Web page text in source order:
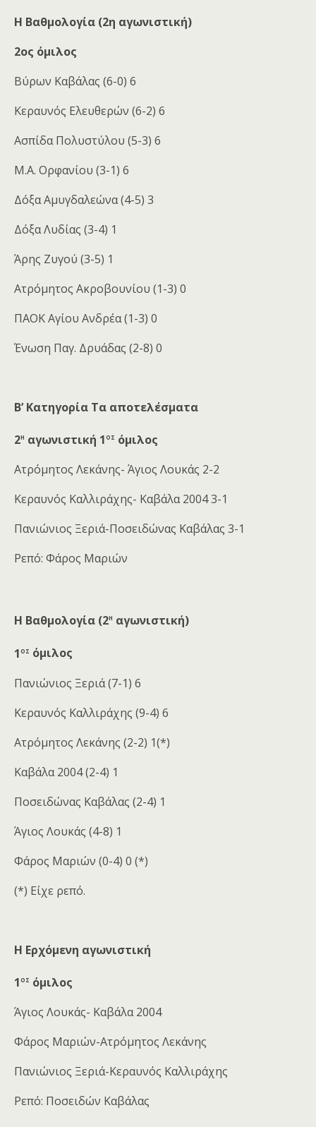
Η Βαθμολογία (2η αγωνιστική)
2ος όμιλος
Βύρων Καβάλας (6-0) 6
Κεραυνός Ελευθερών (6-2) 6
Ασπίδα Πολυστύλου (5-3) 6
Μ.Α. Ορφανίου (3-1) 6
Δόξα Αμυγδαλεώνα (4-5) 3
Δόξα Λυδίας (3-4) 1
Άρης Ζυγού (3-5) 1
Ατρόμητος Ακροβουνίου (1-3) 0
ΠΑΟΚ Αγίου Ανδρέα (1-3) 0
Ένωση Παγ. Δρυάδας (2-8) 0
Β’ Κατηγορία Τα αποτελέσματα
2η αγωνιστική 1ος όμιλος
Ατρόμητος Λεκάνης- Άγιος Λουκάς 2-2
Κεραυνός Καλλιράχης- Καβάλα 2004 3-1
Πανιώνιος Ξεριά-Ποσειδώνας Καβάλας 3-1
Ρεπό: Φάρος Μαριών
Η Βαθμολογία (2η αγωνιστική)
1ος όμιλος
Πανιώνιος Ξεριά (7-1) 6
Κεραυνός Καλλιράχης (9-4) 6
Ατρόμητος Λεκάνης (2-2) 1(*)
Καβάλα 2004 (2-4) 1
Ποσειδώνας Καβάλας (2-4) 1
Άγιος Λουκάς (4-8) 1
Φάρος Μαριών (0-4) 0 (*)
(*) Είχε ρεπό.
Η Ερχόμενη αγωνιστική
1ος όμιλος
Άγιος Λουκάς- Καβάλα 2004
Φάρος Μαριών-Ατρόμητος Λεκάνης
Πανιώνιος Ξεριά-Κεραυνός Καλλιράχης
Ρεπό: Ποσειδών Καβάλας